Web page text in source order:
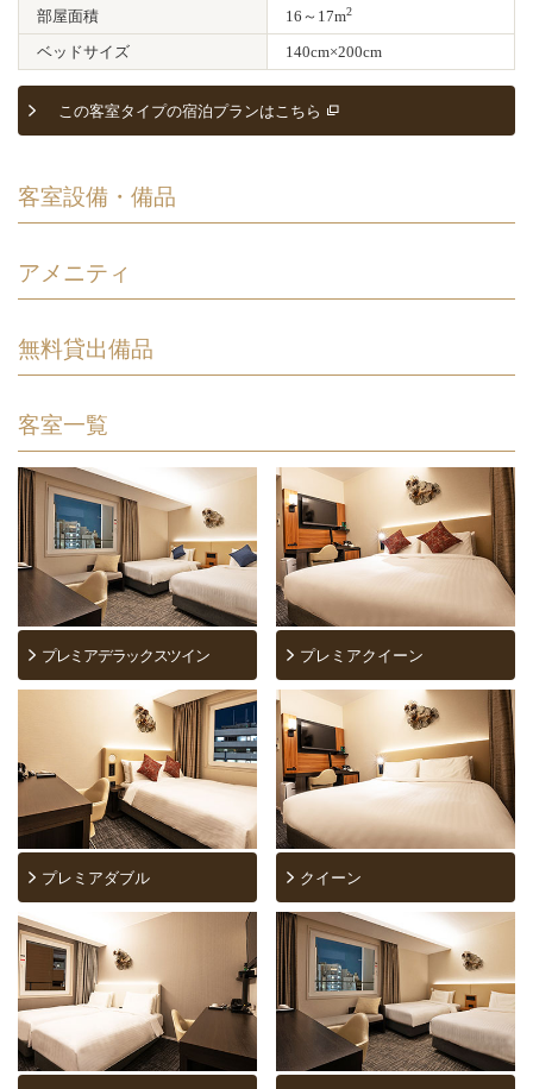
部屋面積
16～17m2
ベッドサイズ 140cm×200cm
この客室タイプの宿泊プランはこちら
客室設備・備品
アメニティ
無料貸出備品
客室一覧
プレミアデラックスツイン プレミアクイーン
プレミアダブル クイーン